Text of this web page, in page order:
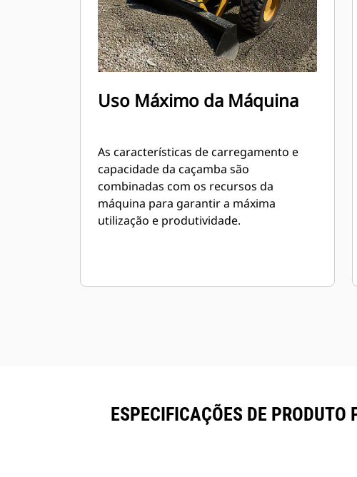
Uso Máximo da Máquina
As características de carregamento e
capacidade da caçamba são
combinadas com os recursos da
máquina para garantir a máxima
utilização e produtividade.
ESPECIFICAÇÕES DE